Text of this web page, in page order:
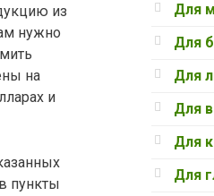
из
нужно
на
и
пункты
Для
Для
Для
Для
Для
Для